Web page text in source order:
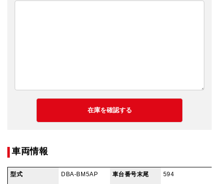
車両情報
型式 DBA-BM5AP 車台番号末尾 594